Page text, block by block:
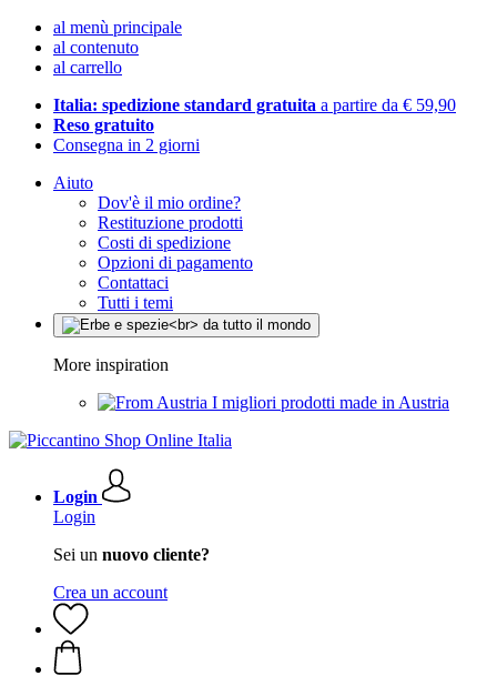
al menù principale
al contenuto
al carrello
Italia: spedizione standard gratuita a partire da € 59,90
Reso gratuito
Consegna in 2 giorni
Aiuto
Dov'è il mio ordine?
Restituzione prodotti
Costi di spedizione
Opzioni di pagamento
Contattaci
Tutti i temi
More inspiration
I migliori prodotti made in Austria
Login
Login
Sei un nuovo cliente?
Crea un account